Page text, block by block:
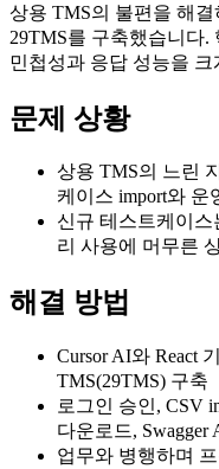
상용 TMS의 불편을 해결
29TMS를 구축했습니다.
민첩성과 응답 성능을 크
문제 상황
상용 TMS의 느린
케이스 import와 운
신규 테스트케이
리 사용에 머무른
해결 방법
Cursor AI와 React
TMS(29TMS) 구축
로그인 승인, CSV
다운로드, Swagger
업무와 병행하며